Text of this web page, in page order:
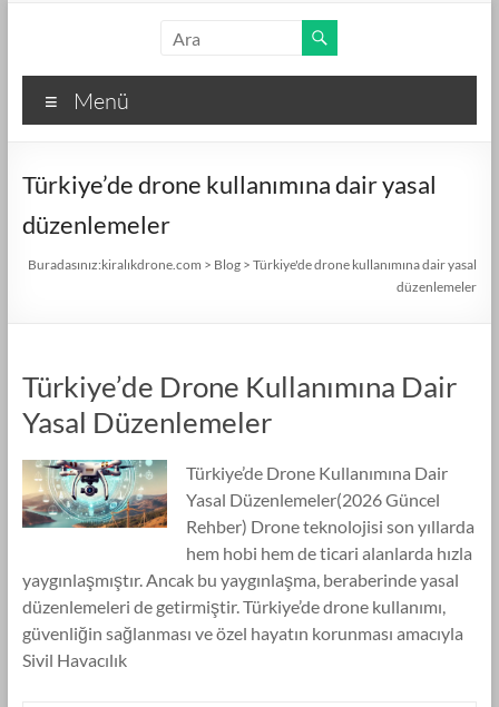
kiralıkdrone.com
Kolay
Kiralama
Ücretsiz
İlan
Menü
Türkiye’de drone kullanımına dair yasal
düzenlemeler
Buradasınız:kiralıkdrone.com > Blog >Türkiye'de drone kullanımına dair yasal
düzenlemeler
Türkiye’de Drone Kullanımına Dair
Yasal Düzenlemeler
Türkiye’de Drone Kullanımına Dair
Yasal Düzenlemeler(2026 Güncel
Rehber) Drone teknolojisi son yıllarda
hem hobi hem de ticari alanlarda hızla
yaygınlaşmıştır. Ancak bu yaygınlaşma, beraberinde yasal
düzenlemeleri de getirmiştir. Türkiye’de drone kullanımı,
güvenliğin sağlanması ve özel hayatın korunması amacıyla
Sivil Havacılık